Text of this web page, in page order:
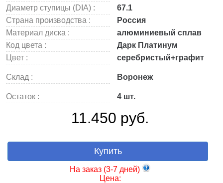
Диаметр ступицы (DIA) :
67.1
Страна производства :
Россия
Материал диска :
алюминиевый сплав
Код цвета :
Дарк Платинум
Цвет :
серебристый+графит
Склад : Воронеж
Остаток : 4 шт.
11.450 руб.
Купить
На заказ (3-7 дней)
Цена: